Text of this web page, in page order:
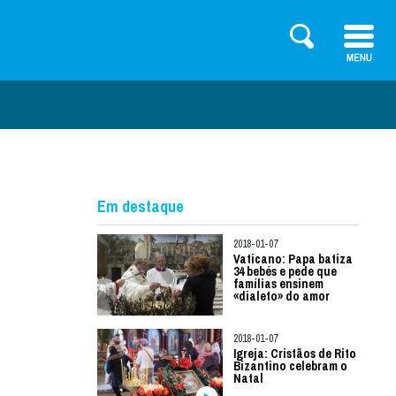
Em destaque
2018-01-07
Vaticano: Papa batiza
34 bebés e pede que
famílias ensinem
«dialeto» do amor
2018-01-07
Igreja: Cristãos de Rito
Bizantino celebram o
Natal